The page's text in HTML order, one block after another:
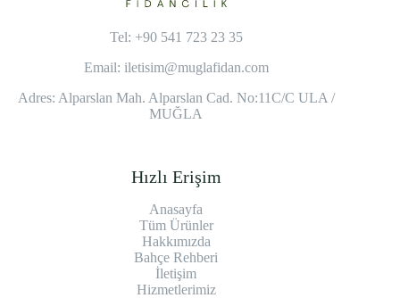
Tel: +90 541 723 23 35
Email: iletisim@muglafidan.com
Adres: Alparslan Mah. Alparslan Cad. No:11C/C ULA /
MUĞLA
Hızlı Erişim
Anasayfa
Tüm Ürünler
Hakkımızda
Bahçe Rehberi
İletişim
Hizmetlerimiz